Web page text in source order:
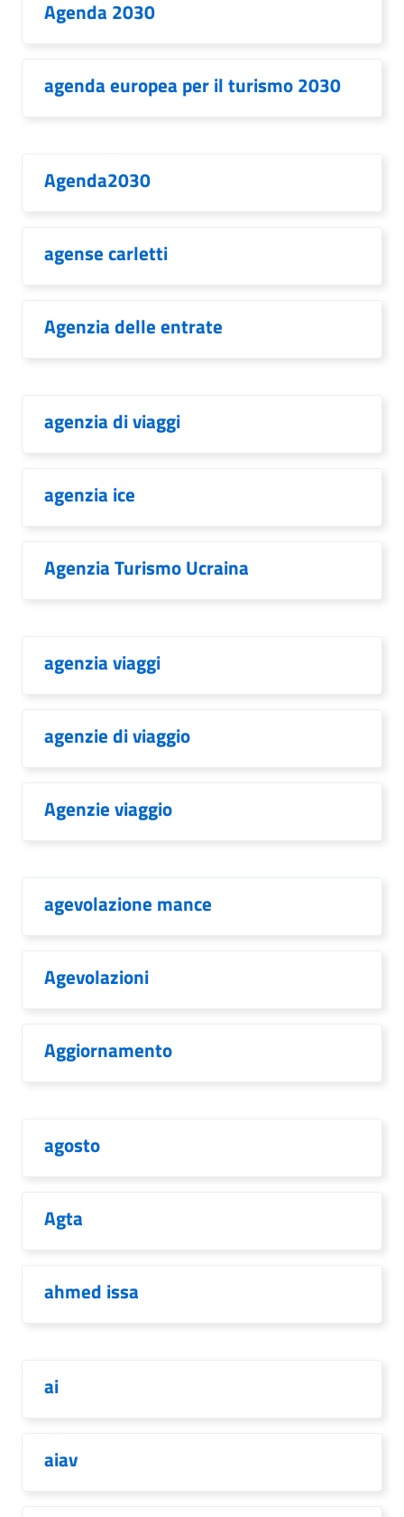
Agenda 2030
agenda europea per il turismo 2030
Agenda2030
agense carletti
Agenzia delle entrate
agenzia di viaggi
agenzia ice
Agenzia Turismo Ucraina
agenzia viaggi
agenzie di viaggio
Agenzie viaggio
agevolazione mance
Agevolazioni
Aggiornamento
agosto
Agta
ahmed issa
ai
aiav